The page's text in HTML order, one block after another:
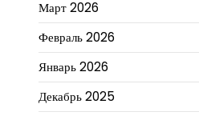
Март 2026
Февраль 2026
Январь 2026
Декабрь 2025